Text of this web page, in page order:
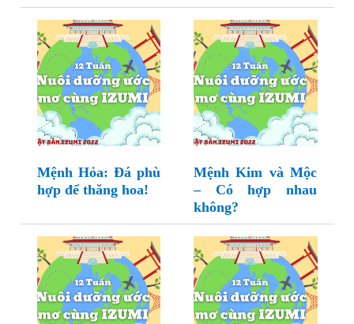
Mệnh Hỏa: Đá phù
hợp để thăng hoa!
Mệnh Kim và Mộc
– Có hợp nhau
không?